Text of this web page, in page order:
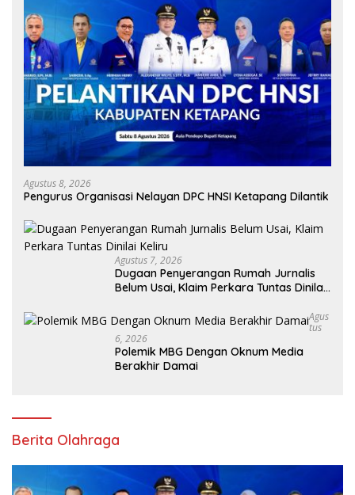
Agustus 8, 2026
Pengurus Organisasi Nelayan DPC HNSI Ketapang Dilantik
Agustus 7, 2026
Dugaan Penyerangan Rumah Jurnalis
Belum Usai, Klaim Perkara Tuntas Dinilai
Agus
Tus
6, 2026
Polemik MBG Dengan Oknum Media
Berakhir Damai
Berita Olahraga